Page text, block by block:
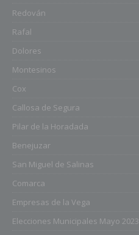
Redován
Rafal
Dolores
Montesinos
Cox
Callosa de Segura
Pilar de la Horadada
Benejuzar
San Miguel de Salinas
Comarca
Empresas de la Vega
Elecciones Municipales Mayo 2023